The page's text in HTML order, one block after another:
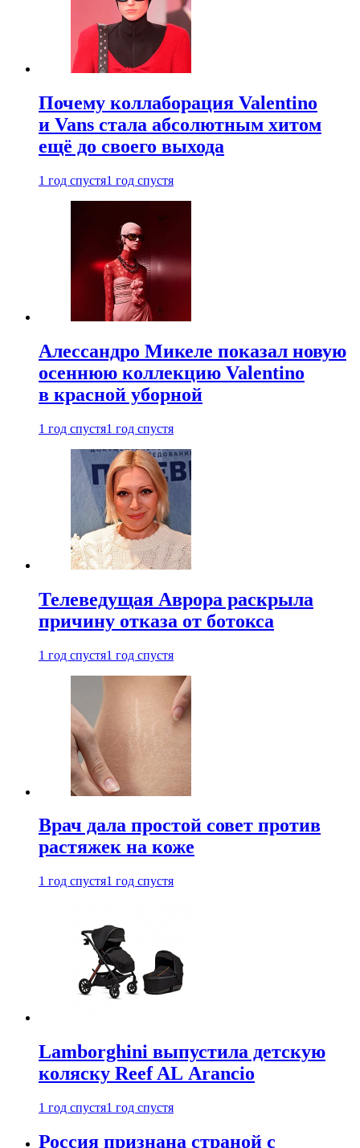
Почему коллаборация Valentino
и Vans стала абсолютным хитом
ещё до своего выхода
1 год спустя1 год спустя
Алессандро Микеле показал новую
осеннюю коллекцию Valentino
в красной уборной
1 год спустя1 год спустя
Телеведущая Аврора раскрыла
причину отказа от ботокса
1 год спустя1 год спустя
Врач дала простой совет против
растяжек на коже
1 год спустя1 год спустя
Lamborghini выпустила детскую
коляску Reef AL Arancio
1 год спустя1 год спустя
Россия признана страной с